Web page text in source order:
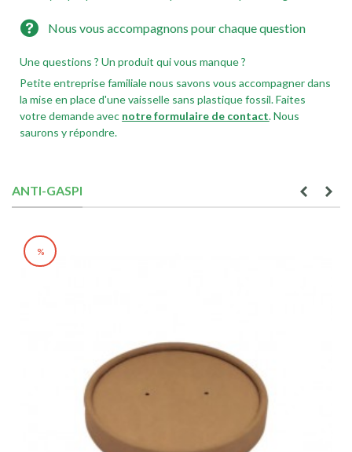
Nous vous accompagnons pour chaque question
Une questions ? Un produit qui vous manque ?
Petite entreprise familiale nous savons vous accompagner dans
la mise en place d'une vaisselle sans plastique fossil. Faites
votre demande avec notre formulaire de contact. Nous
saurons y répondre.
ANTI-GASPI
%